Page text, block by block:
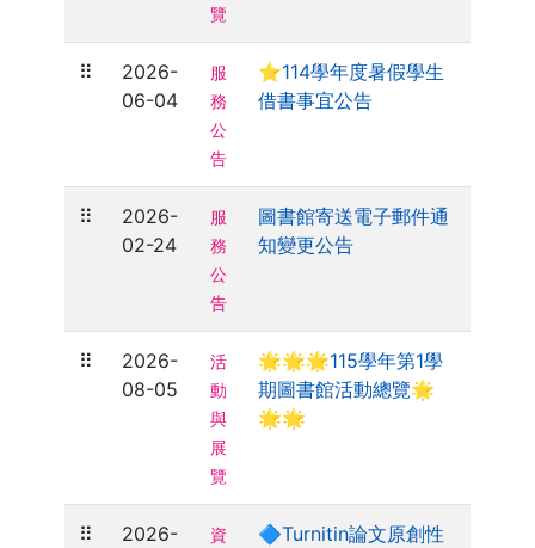
覽
⠿
2026-
06-04
服
務
公
告
⭐114學年度暑假學生
借書事宜公告
⠿
2026-
02-24
服
務
公
告
圖書館寄送電子郵件通
知變更公告
⠿
2026-
08-05
活
動
與
展
覽
🌟🌟🌟115學年第1學
期圖書館活動總覽🌟
🌟🌟
⠿
2026-
資
🔷Turnitin論文原創性